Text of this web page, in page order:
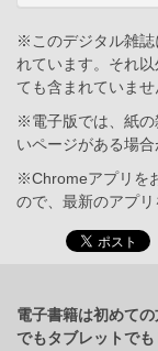
※このデジタル雑誌
れています。それ
ても含まれていませ
※電子版では、紙の
いページがある場合
※Chromeアプリを
ので、最新のアプリ
電子書籍は初めて
でもタブレットでも